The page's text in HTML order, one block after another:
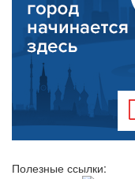
Полезные ссылки: